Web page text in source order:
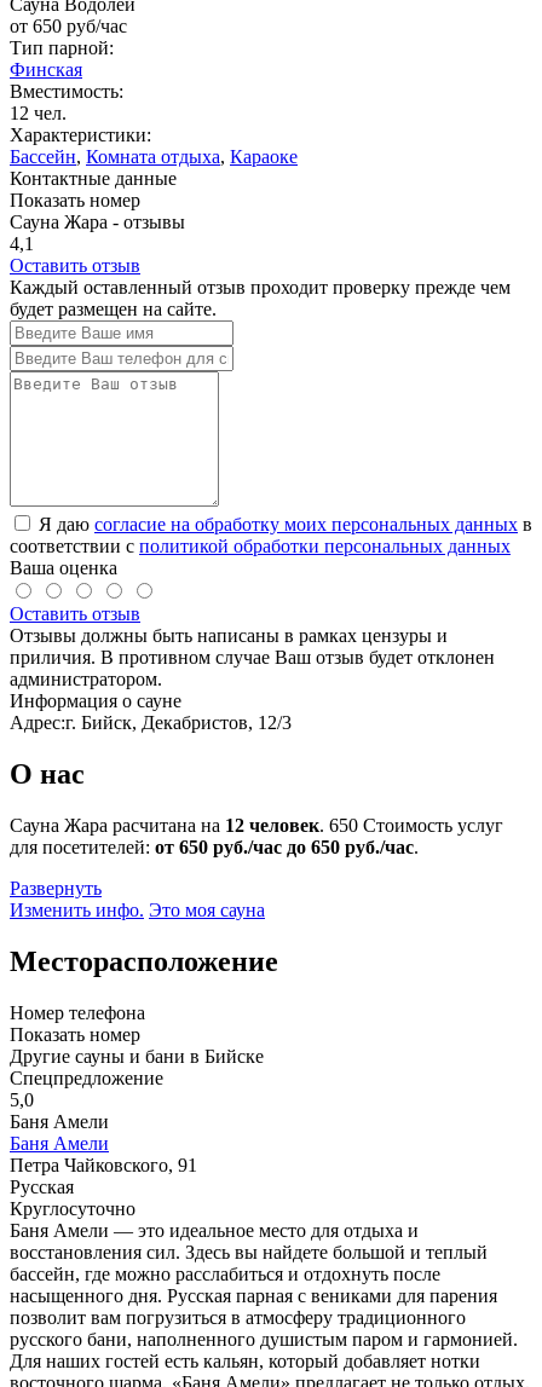
от 650 руб/час
Тип парной:
Финская
Вместимость:
12 чел.
Характеристики:
Бассейн, Комната отдыха, Караоке
Контактные данные
Показать номер
Сауна Жара - отзывы
4,1
Оставить отзыв
Каждый оставленный отзыв проходит проверку прежде чем
будет размещен на сайте.
Я даю согласие на обработку моих персональных данных в
соответствии с политикой обработки персональных данных
Ваша оценка
Оставить отзыв
Отзывы должны быть написаны в рамках цензуры и
приличия. В противном случае Ваш отзыв будет отклонен
администратором.
Информация о сауне
Адрес:г. Бийск, Декабристов, 12/3
О нас
Сауна Жара расчитана на 12 человек. 650 Стоимость услуг
для посетителей: от 650 руб./час до 650 руб./час.
Развернуть
Изменить инфо. Это моя сауна
Месторасположение
Номер телефона
Показать номер
Другие сауны и бани в Бийске
Спецпредложение
5,0
Баня Амели
Баня Амели
Петра Чайковского, 91
Русская
Круглосуточно
Баня Амели — это идеальное место для отдыха и
восстановления сил. Здесь вы найдете большой и теплый
бассейн, где можно расслабиться и отдохнуть после
насыщенного дня. Русская парная с вениками для парения
позволит вам погрузиться в атмосферу традиционного
русского бани, наполненного душистым паром и гармонией.
Для наших гостей есть кальян, который добавляет нотки
восточного шарма. «Баня Амели» предлагает не только отдых,